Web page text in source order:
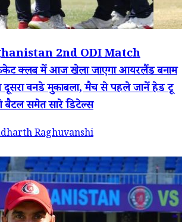
2nd ODI Match
क्लब में आज खेला जाएगा आयरलैंड बनाम
दूसरा वनडे मुकाबला, मैच से पहले जानें हेड टू
बैटल समेत सारे डिटेल्स
Raghuvanshi